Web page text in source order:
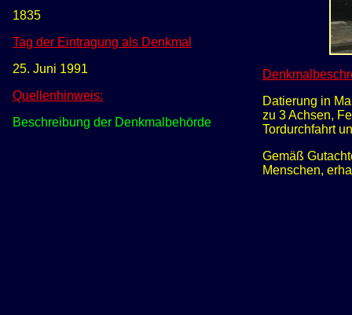
1835
Tag der Eintragung als Denkmal
25. Juni 1991
Quellenhinweis:
Beschreibung der Denkmalbehörde
Datierung in
zu 3 Achsen,
Tordurchfahrt
Gemäß
Menschen,